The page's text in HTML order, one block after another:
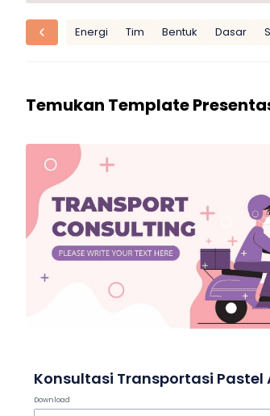
Energi Tim Bentuk Dasar
Temukan Template
Download